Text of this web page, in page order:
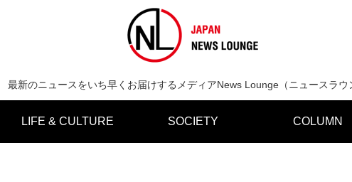
最新のニュースをいち早くお届けするメディアNews Lounge（ニュースラウ
LIFE & CULTURE SOCIETY COLUMN